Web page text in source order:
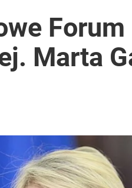
Marta